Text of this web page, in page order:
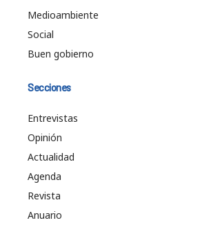
Medioambiente
Social
Buen gobierno
Secciones
Entrevistas
Opinión
Actualidad
Agenda
Revista
Anuario